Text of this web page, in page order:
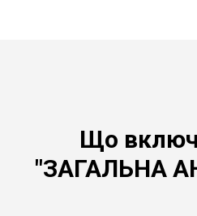
Що
"ЗАГАЛЬНА